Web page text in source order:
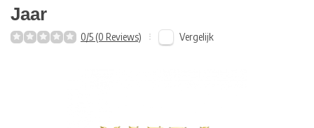
Jaar
0/5 (0 Reviews) Vergelijk